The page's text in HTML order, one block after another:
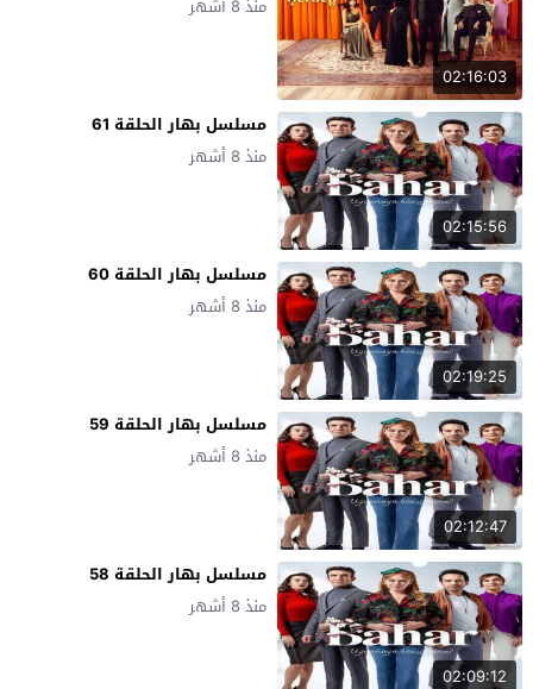
02:16:03
منذ 8 أشهر
02:15:56
مسلسل بهار الحلقة 61
منذ 8 أشهر
02:19:25
مسلسل بهار الحلقة 60
منذ 8 أشهر
02:12:47
مسلسل بهار الحلقة 59
منذ 8 أشهر
02:09:12
مسلسل بهار الحلقة 58
منذ 8 أشهر